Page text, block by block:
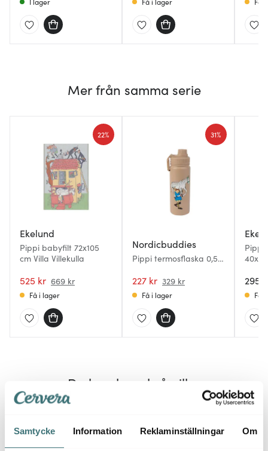
Samtycke Information Reklaminställningar Om
Mer från samma serie
Ekelund
Pippi babyfilt 72x105
cm Villa Villekulla
525 kr 669 kr
22%
Få i lager
Nordicbuddies
Pippi termosflaska 0,55
227 kr 329 kr
31%
Få i lager
Pippi
295
Få
Du kanske också gillar